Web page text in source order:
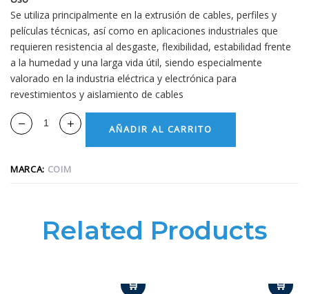
Se utiliza principalmente en la extrusión de cables, perfiles y
películas técnicas, así como en aplicaciones industriales que
requieren resistencia al desgaste, flexibilidad, estabilidad frente
a la humedad y una larga vida útil, siendo especialmente
valorado en la industria eléctrica y electrónica para
revestimientos y aislamiento de cables
AÑADIR AL CARRITO
MARCA: COIM
Related Products